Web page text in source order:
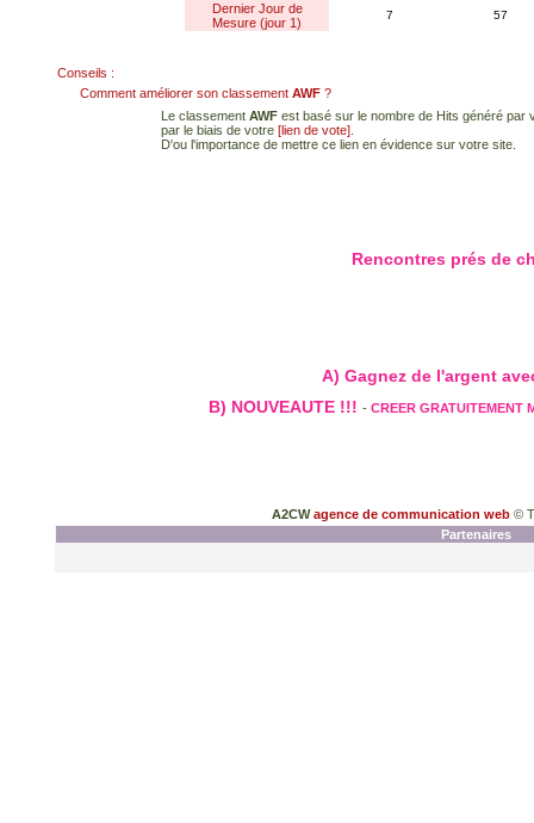
Dernier Jour de
Mesure (jour 1)
7 57
Conseils :
Comment améliorer son classement AWF ?
Le classement AWF est basé sur le nombre de Hits généré
par le biais de votre [lien de vote]
D'ou l'importance de mettre ce lien en évidence sur votre site.
Rencontres prés de
A) Gagnez de l'argent
B) NOUVEAUTE !!! - CREER GRATUITEMENT
A2CWagence de communication web ©
Partenaires